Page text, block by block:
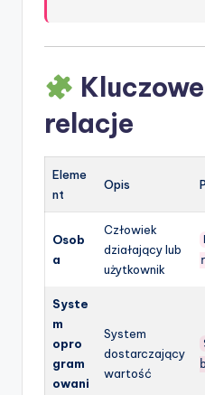
relacje
Eleme
nt
Opis
Osob
a
Człowiek
działający lub
użytkownik
Syste
m
opro
gram
owani
System
dostarczający
wartość